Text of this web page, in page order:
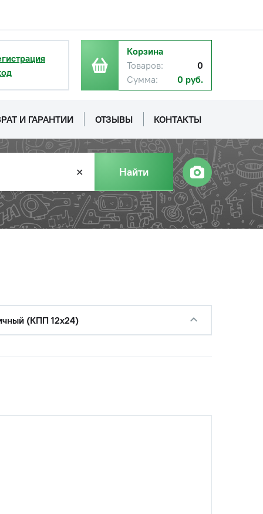
Корзина
Товаров:
0
Сумма:
0 руб.
И ГАРАНТИИ ОТЗЫВЫ КОНТАКТЫ
✕ Найти
(КПП 12x24)
− + Купить